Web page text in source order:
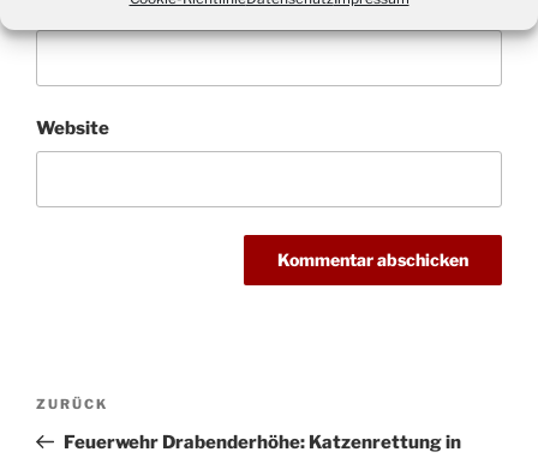
E-Mail-Adresse*
Website
Beitragsnavigation
Vorheriger
Beitrag
ZURÜCK
Feuerwehr Drabenderhöhe: Katzenrettung in